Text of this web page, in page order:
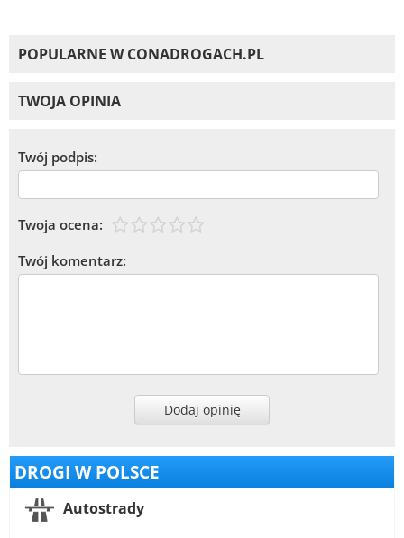
POPULARNE W CONADROGACH.PL
TWOJA OPINIA
Twój podpis:
Twoja ocena:
Twój komentarz:
Dodaj opinię
DROGI W POLSCE
Autostrady